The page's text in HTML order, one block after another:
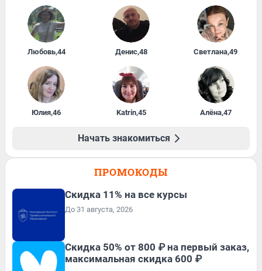
Любовь,44 Денис,48 Светлана,49
Юлия,46 Katrin,45 Алёна,47
Начать знакомиться
ПРОМОКОДЫ
Скидка 11% на все курсы
До 31 августа, 2026
Скидка 50% от 800 ₽ на первый заказ,
максимальная скидка 600 ₽